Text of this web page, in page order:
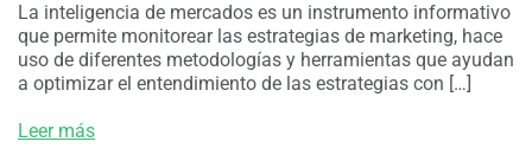
La inteligencia de mercados es un instrumento informativo
que permite monitorear las estrategias de marketing, hace
uso de diferentes metodologías y herramientas que ayudan
a optimizar el entendimiento de las estrategias con […]
Leer más